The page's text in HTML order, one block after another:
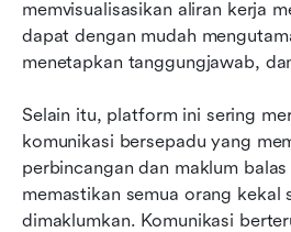
memvisualisasikan aliran kerja
dapat dengan mudah
menetapkan tanggungjawab,
Selain itu, platform ini sering
komunikasi bersepadu yang
perbincangan dan maklum
memastikan semua orang kekal
dimaklumkan. Komunikasi